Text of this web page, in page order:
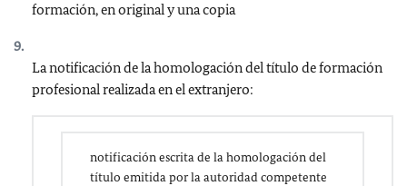
formación, en original y una copia
La notificación de la homologación del título de formación
profesional realizada en el extranjero:
notificación escrita de la homologación del
título emitida por la autoridad competente